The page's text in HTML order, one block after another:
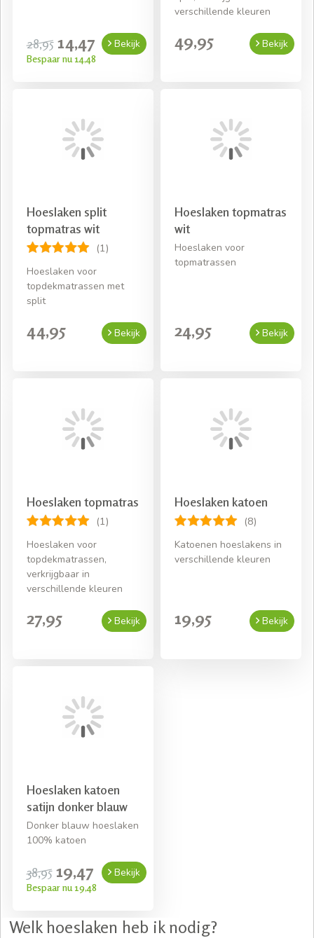
28,95 14,47
Bespaar nu 14,48
Bekijk
verschillende kleuren
49,95 Bekijk
Hoeslaken split
topmatras wit
(1)
Hoeslaken voor
topdekmatrassen met
split
44,95 Bekijk
Hoeslaken topmatras
wit
Hoeslaken voor
topmatrassen
24,95 Bekijk
Hoeslaken topmatras
(1)
Hoeslaken voor
topdekmatrassen,
verkrijgbaar in
verschillende kleuren
27,95 Bekijk
Hoeslaken katoen
(8)
Katoenen hoeslakens in
verschillende kleuren
19,95 Bekijk
Hoeslaken katoen
satijn donker blauw
Donker blauw hoeslaken
100% katoen
38,95 19,47
Bespaar nu 19,48
Bekijk
Welk hoeslaken heb ik nodig?